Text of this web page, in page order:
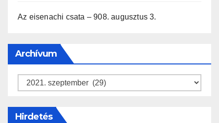
Az eisenachi csata – 908. augusztus 3.
Archívum
Archívum
Hirdetés